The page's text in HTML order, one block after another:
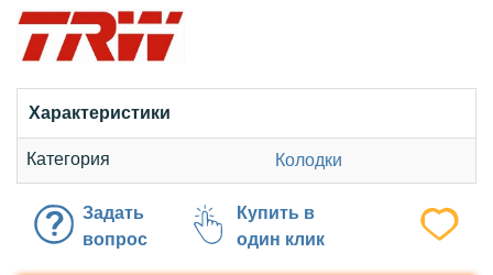
Характеристики
Категория Колодки
Задать
вопрос
Купить в
один клик